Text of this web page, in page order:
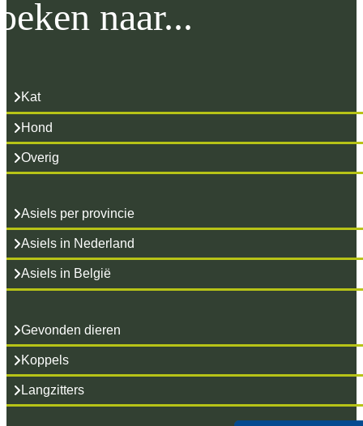
naar...
Kat
Hond
Overig
Asiels per provincie
Asiels in Nederland
Asiels in België
Gevonden dieren
Koppels
Langzitters